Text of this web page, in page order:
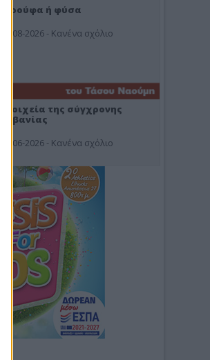
Ή ρούφα ή φύσα
03-08-2026 - Κανένα σχόλιο
Στοιχεία της σύγχρονης
Αλβανίας
19-06-2026 - Κανένα σχόλιο